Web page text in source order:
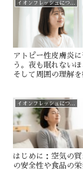
イオンフレッシュについて
アトピー性皮膚炎
う。夜も眠れない
そして周囲の理解
イオンフレッシュについて
はじめに：空気の
の安全性や食品の